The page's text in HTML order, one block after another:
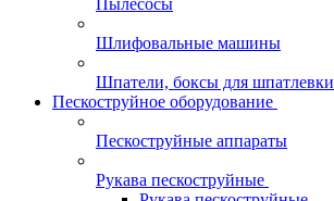
Пылесосы
Шлифовальные машины
Шпатели, боксы для шпатлевки
Пескоструйное оборудование
Пескоструйные аппараты
Рукава пескоструйные